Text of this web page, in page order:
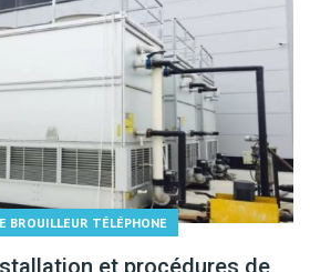
BROUILLEUR TÉLÉPHONE
et procédures de